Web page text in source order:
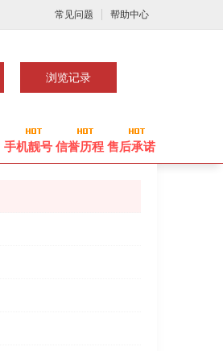
常见问题 帮助中心
浏览记录
手机靓号 信誉历程 售后承诺